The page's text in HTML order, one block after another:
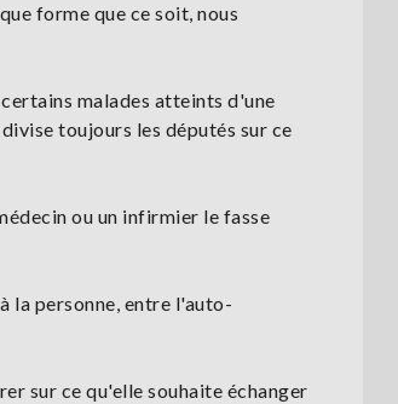
forme que ce soit, nous
malades atteints d'une
toujours les députés sur ce
ou un infirmier le fasse
la personne, entre l'auto-
sur ce qu'elle souhaite échanger